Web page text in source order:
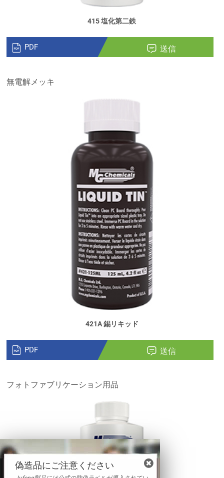
415 塩化第二鉄
PDF 送信
無電解メッキ
421A 錫リキッド
PDF 送信
フォトファブリケーション用品
偽造品にご注意ください